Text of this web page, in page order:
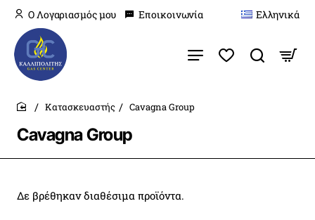
O Λογαριασμός μου Εποικοινωνία Ελληνικά
Cavagna Group
home
Κατασκευαστής Cavagna Group
Δε βρέθηκαν διαθέσιμα προϊόντα.